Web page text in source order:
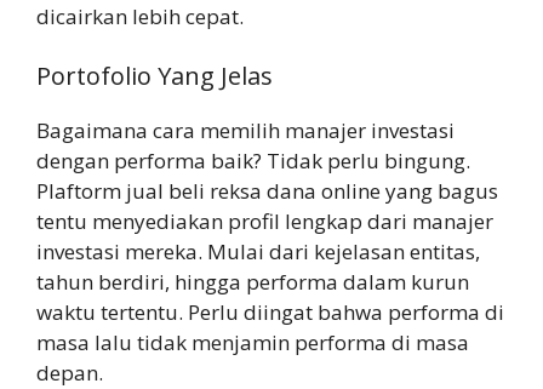
dicairkan lebih cepat.
Portofolio Yang Jelas
Bagaimana cara memilih manajer investasi
dengan performa baik? Tidak perlu bingung.
Plaftorm jual beli reksa dana online yang bagus
tentu menyediakan profil lengkap dari manajer
investasi mereka. Mulai dari kejelasan entitas,
tahun berdiri, hingga performa dalam kurun
waktu tertentu. Perlu diingat bahwa performa di
masa lalu tidak menjamin performa di masa
depan.